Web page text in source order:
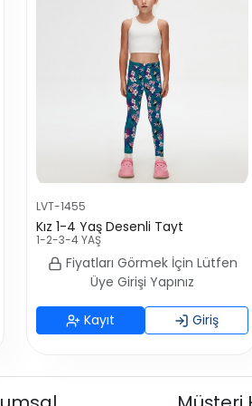
LVT-1455
Kız 1-4 Yaş Desenli Tayt
1-2-3-4 YAŞ
Fiyatları Görmek İçin Lütfen
Üye Girişi Yapınız
Kayıt Giriş